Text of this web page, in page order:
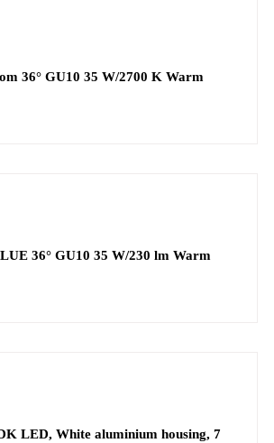
36° GU10 35 W/2700 K Warm
36° GU10 35 W/230 lm Warm
LED, White aluminium housing, 7